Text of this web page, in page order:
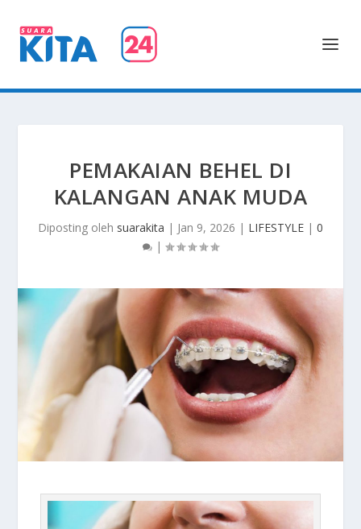
PEMAKAIAN BEHEL DI
KALANGAN ANAK MUDA
Diposting oleh suarakita | Jan 9, 2026 | LIFESTYLE | 0
|